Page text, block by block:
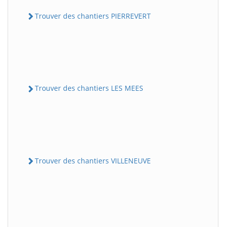
Trouver des chantiers PIERREVERT
Trouver des chantiers LES MEES
Trouver des chantiers VILLENEUVE